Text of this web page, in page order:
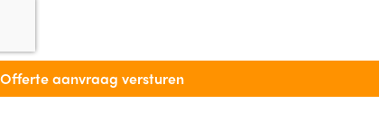
Offerte aanvraag versturen